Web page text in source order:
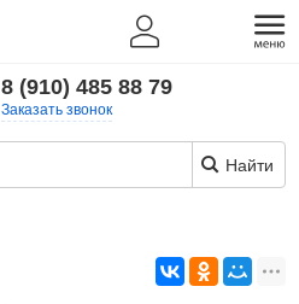
8 (910) 485 88 79
Заказать звонок
Найти